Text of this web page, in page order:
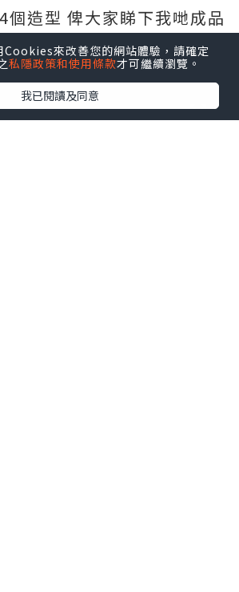
個造型 俾大家睇下我哋成品
來改善您的網站體驗，請確定
私隱政策和使用條款才可繼續瀏覽。
我已閱讀及同意